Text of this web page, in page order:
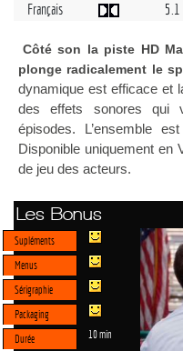
Français
5.1
Côté son la piste HD
plonge radicalement le
dynamique est efficace et
des effets sonores qui
épisodes. L’ensemble
Disponible uniquement en
de jeu des acteurs.
Les Bonus
Supléments
Menus
Sérigraphie
Packaging
Durée
10 min